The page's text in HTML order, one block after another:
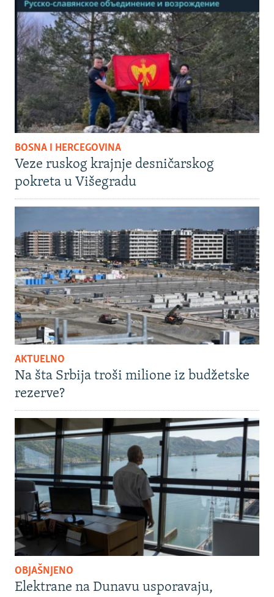
BOSNA I HERCEGOVINA
Veze ruskog krajnje desničarskog
pokreta u Višegradu
AKTUELNO
Na šta Srbija troši milione iz budžetske
rezerve?
OBJAŠNJENO
Elektrane na Dunavu usporavaju,